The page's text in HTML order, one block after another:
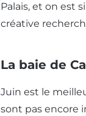
Palais, et on est
créative
La baie de
Juin est le
sont pas encore